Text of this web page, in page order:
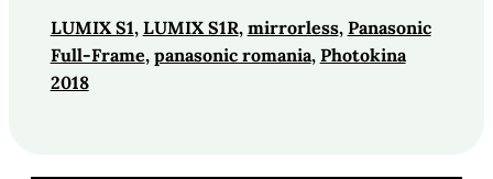
LUMIX S1, LUMIX S1R, mirrorless, Panasonic
Full-Frame, panasonic romania, Photokina
2018